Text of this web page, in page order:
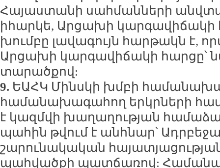
Հայաստանի սահմանների
իհարկե, Արցախի կարգավիճակի
խումբը լավագույն հարթակն է,
Արցախի կարգավիճակի հարցը՝
տարածքով:
9. ԵԱՀԿ Մինսկի խմբի
համանախագահող երկրների
է կազմվի խաղաղության
պահին թվում է անհնար՝
շարունակական
պահվածքի պատճառով: